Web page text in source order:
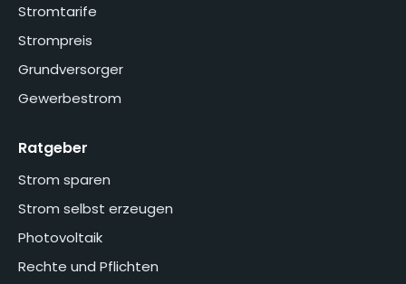
Stromtarife
Strompreis
Grundversorger
Gewerbestrom
Ratgeber
Strom sparen
Strom selbst erzeugen
Photovoltaik
Rechte und Pflichten